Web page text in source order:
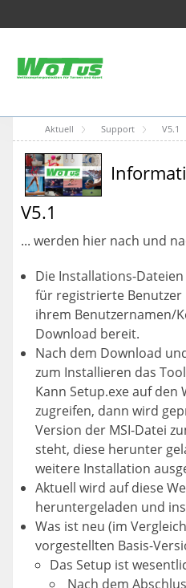
Aktuell Support V5.1
V5.1
... werden hier nach und
Die Installations-
für registrierte
ihrem Benutzernamen/
Download bereit.
Nach dem Download
zum Installieren das
Kann Setup.exe auf den
zugreifen, dann wird
Version der MSI-Datei
steht, diese herunter
weitere Installation
Aktuell wird auf diese
heruntergeladen und
Was ist neu (im
vorgestellten Basis-
Das Setup ist
Nach dem